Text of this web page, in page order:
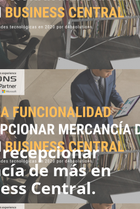
de más en
Central.